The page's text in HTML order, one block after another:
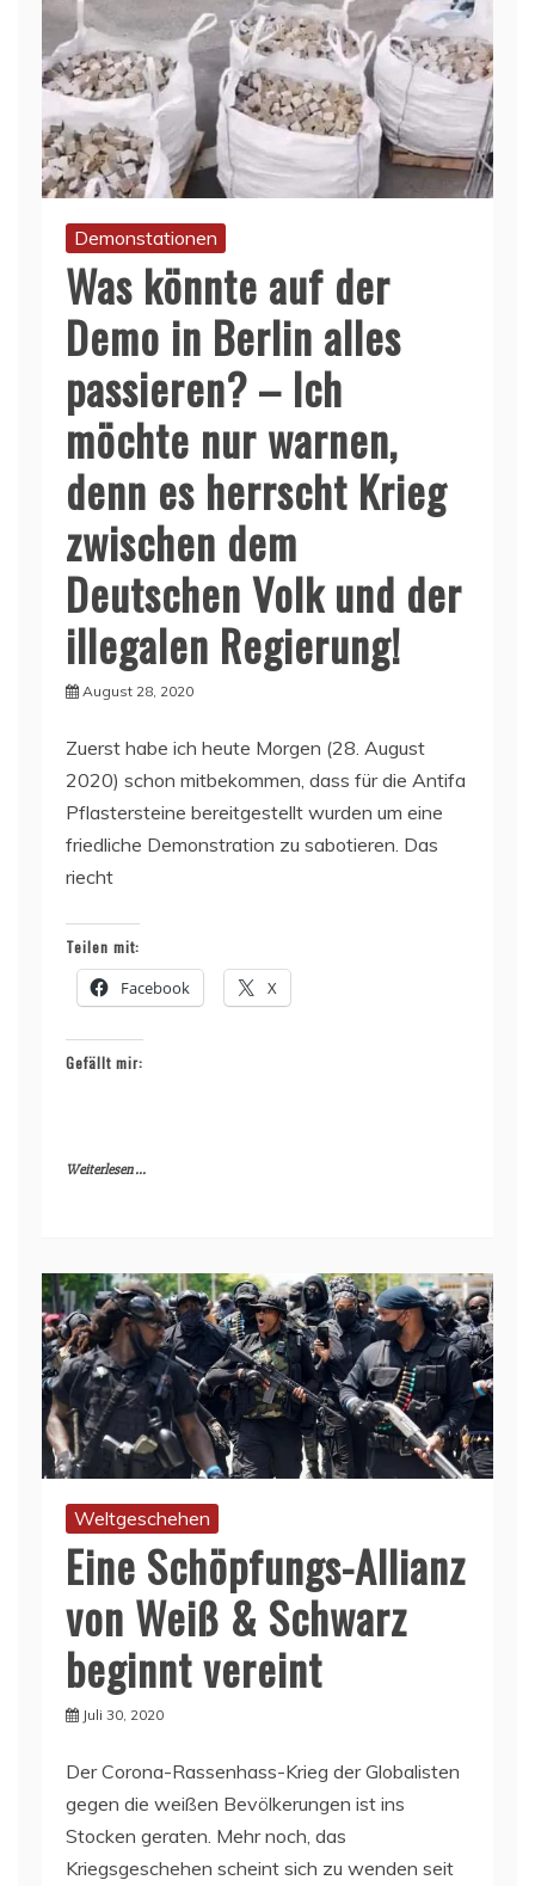
Demonstationen
Was könnte auf der
Demo in Berlin alles
passieren? – Ich
möchte nur warnen,
denn es herrscht Krieg
zwischen dem
Deutschen Volk und der
illegalen Regierung!
August 28, 2020
Zuerst habe ich heute Morgen (28. August
2020) schon mitbekommen, dass für die Antifa
Pflastersteine bereitgestellt wurden um eine
friedliche Demonstration zu sabotieren. Das
riecht
Teilen mit:
Facebook X
Gefällt mir:
Weiterlesen ...
Weltgeschehen
Eine Schöpfungs-Allianz
von Weiß & Schwarz
beginnt vereint
Juli 30, 2020
Der Corona-Rassenhass-Krieg der Globalisten
gegen die weißen Bevölkerungen ist ins
Stocken geraten. Mehr noch, das
Kriegsgeschehen scheint sich zu wenden seit